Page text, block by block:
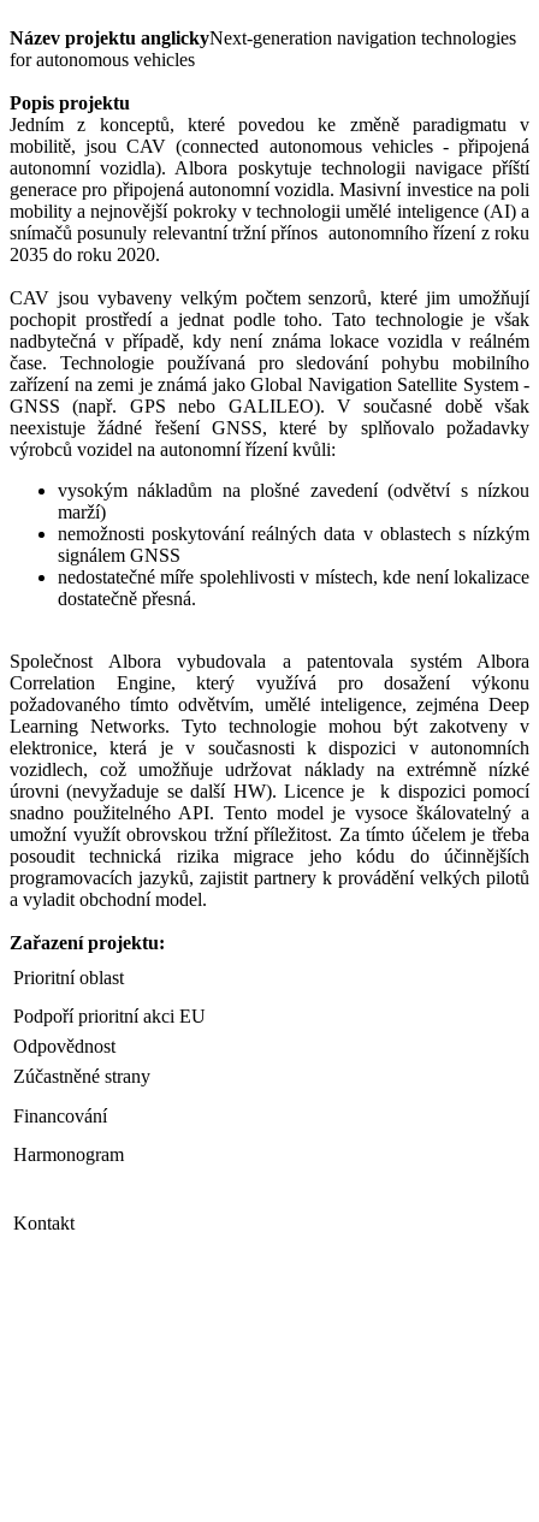
Název projektu anglickyNext-generation navigation technologies
for autonomous vehicles
Popis projektu
Jedním z konceptů, které povedou ke změně paradigmatu v
mobilitě, jsou CAV (connected autonomous vehicles - připojená
autonomní vozidla). Albora poskytuje technologii navigace příští
generace pro připojená autonomní vozidla. Masivní investice na poli
mobility a nejnovější pokroky v technologii umělé inteligence (AI) a
snímačů posunuly relevantní tržní přínos autonomního řízení z roku
2035 do roku 2020.
CAV jsou vybaveny velkým počtem senzorů, které jim umožňují
pochopit prostředí a jednat podle toho. Tato technologie je však
nadbytečná v případě, kdy není známa lokace vozidla v reálném
čase. Technologie používaná pro sledování pohybu mobilního
zařízení na zemi je známá jako Global Navigation Satellite System -
GNSS (např. GPS nebo GALILEO). V současné době však
neexistuje žádné řešení GNSS, které by splňovalo požadavky
výrobců vozidel na autonomní řízení kvůli:
vysokým nákladům na plošné zavedení (odvětví s nízkou
marží)
nemožnosti poskytování reálných data v oblastech s nízkým
signálem GNSS
nedostatečné míře spolehlivosti v místech, kde není lokalizace
dostatečně přesná.
Společnost Albora vybudovala a patentovala systém Albora
Correlation Engine, který využívá pro dosažení výkonu
požadovaného tímto odvětvím, umělé inteligence, zejména Deep
Learning Networks. Tyto technologie mohou být zakotveny v
elektronice, která je v současnosti k dispozici v autonomních
vozidlech, což umožňuje udržovat náklady na extrémně nízké
úrovni (nevyžaduje se další HW). Licence je k dispozici pomocí
snadno použitelného API. Tento model je vysoce škálovatelný a
umožní využít obrovskou tržní příležitost. Za tímto účelem je třeba
posoudit technická rizika migrace jeho kódu do účinnějších
programovacích jazyků, zajistit partnery k provádění velkých pilotů
a vyladit obchodní model.
Zařazení projektu:
Prioritní oblast
Podpoří prioritní akci EU
Odpovědnost
Zúčastněné strany
Financování
Harmonogram
Kontakt